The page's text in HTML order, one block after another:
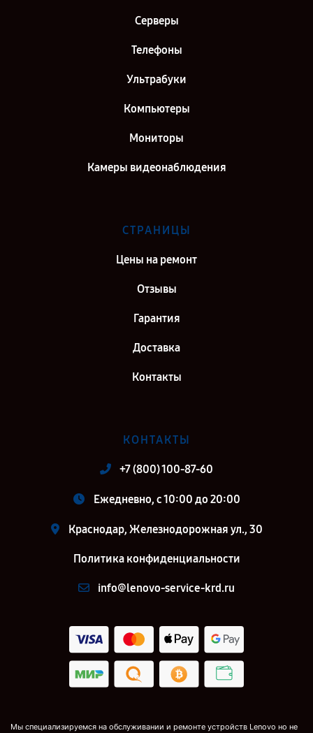
Серверы
Телефоны
Ультрабуки
Компьютеры
Мониторы
Камеры видеонаблюдения
СТРАНИЦЫ
Цены на ремонт
Отзывы
Гарантия
Доставка
Контакты
КОНТАКТЫ
+7 (800) 100-87-60
Ежедневно, с 10:00 до 20:00
Краснодар, Железнодорожная ул., 30
Политика конфиденциальности
info@lenovo-service-krd.ru
Мы специализируемся на обслуживании и ремонте устройств Lenovo но не